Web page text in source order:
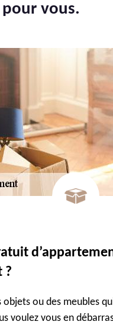
vous.
?
objets ou des meubles
voulez vous en